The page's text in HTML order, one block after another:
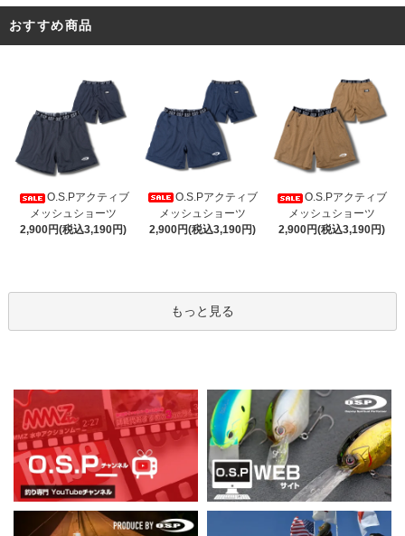
おすすめ商品
O.S.Pアクティブ
メッシュショーツ
2,900円(税込3,190円)
O.S.Pアクティブ
メッシュショーツ
2,900円(税込3,190円)
O.S.Pアクティブ
メッシュショーツ
2,900円(税込3,190円)
もっと見る